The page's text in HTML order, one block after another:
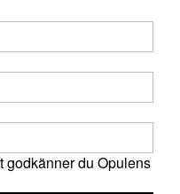
godkänner du Opulens